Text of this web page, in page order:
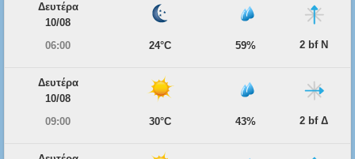
Δευτέρα
10/08
06:00
24°C 59% 2 bf Ν
Δευτέρα
10/08
09:00
30°C 43% 2 bf Δ